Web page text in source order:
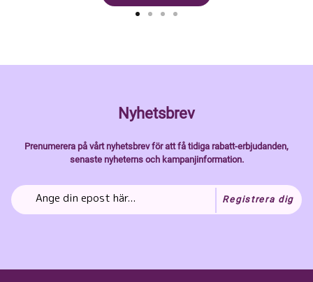
Nyhetsbrev
Prenumerera på vårt nyhetsbrev för att få tidiga rabatt-erbjudanden,
senaste nyheterns och kampanjinformation.
Registrera dig